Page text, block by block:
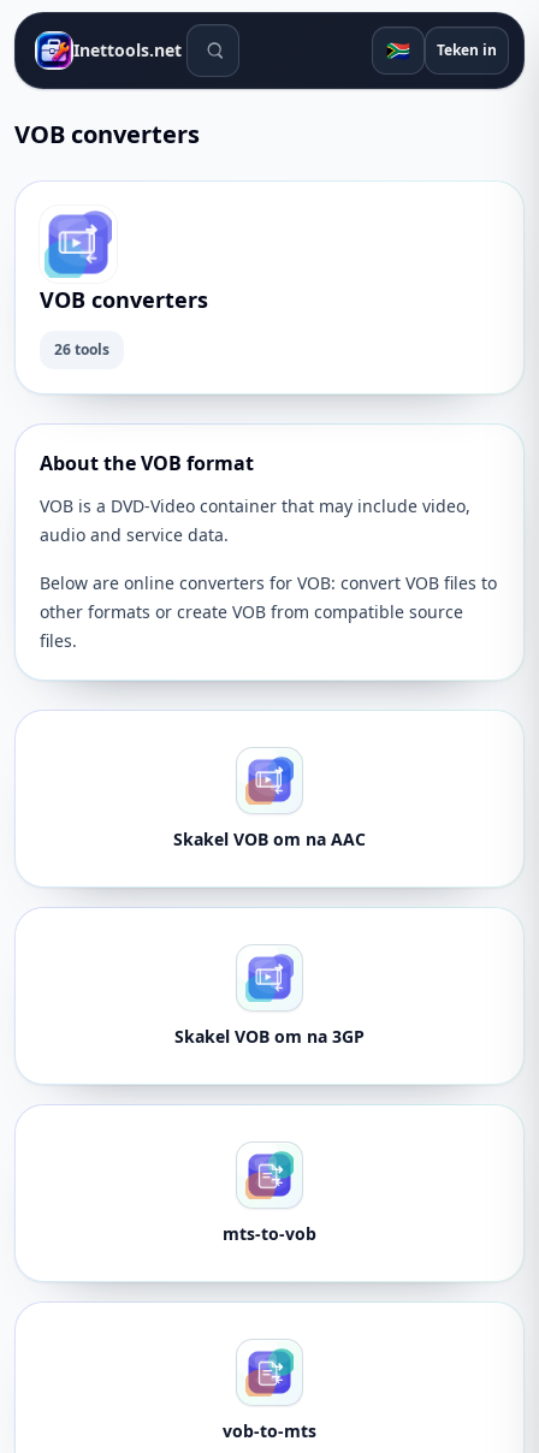
Inettools.net Soek gereedskap 🇿🇦 Teken in
VOB converters
VOB converters
26 tools
About the VOB format
VOB is a DVD-Video container that may include video,
audio and service data.
Below are online converters for VOB: convert VOB files to
other formats or create VOB from compatible source
files.
Skakel VOB om na AAC
Skakel VOB om na 3GP
mts-to-vob
vob-to-mts